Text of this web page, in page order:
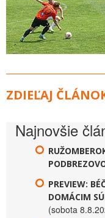
ZDIEĽAJ
Najnovšie
PREVIEW:
DOMÁCIM
(sobota